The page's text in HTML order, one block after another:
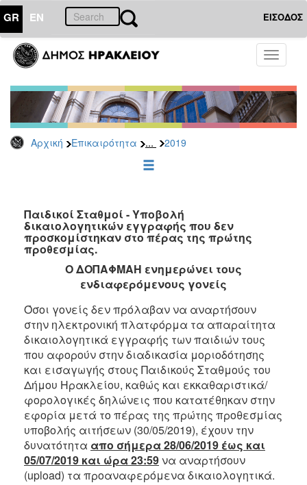
GR EN ΕΙΣΟΔΟΣ
Toggle
Αρχική Επικαιρότητα ... 2019
ΕΠΙΚΑΙΡΟΤΗΤΑ
Τύπου
Αρχείο
2026
2025
2022
2021
2020
2019
2017
2016
2015
2013
2012
2011
2010
2006
Παιδικοί Σταθμοί - Υποβολή
δικαιολογητικών εγγραφής που δεν
προσκομίστηκαν στο πέρας της πρώτης
προθεσμίας.
Ο ΔΟΠΑΦΜΑΗ ενημερώνει τους
ενδιαφερόμενους γονείς
Όσοι γονείς δεν πρόλαβαν να αναρτήσουν
στην ηλεκτρονική πλατφόρμα τα απαραίτητα
δικαιολογητικά εγγραφής των παιδιών τους
που αφορούν στην διαδικασία μοριοδότησης
και εισαγωγής στους Παιδικούς Σταθμούς του
Δήμου Ηρακλείου, καθώς και εκκαθαριστικά/
φορολογικές δηλώνεις που κατατέθηκαν στην
εφορία μετά το πέρας της πρώτης προθεσμίας
υποβολής αιτήσεων (30/05/2019), έχουν την
δυνατότητα απο σήμερα 28/06/2019 έως και
05/07/2019 και ώρα 23:59να αναρτήσουν
(upload) τα προαναφερόμενα δικαιολογητικά.